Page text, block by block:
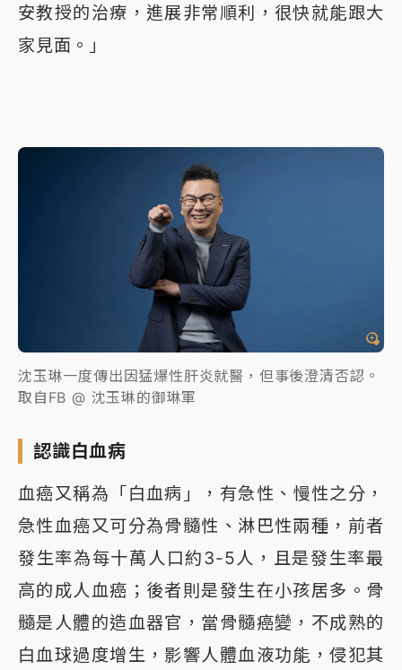
安教授的治療，進展非常順利，很快就能跟大
家見面。」
沈玉琳一度傳出因猛爆性肝炎就醫，但事後澄清否認。
取自FB @ 沈玉琳的御琳軍
認識白血病
血癌又稱為「白血病」，有急性、慢性之分，
急性血癌又可分為骨髓性、淋巴性兩種，前者
發生率為每十萬人口約3-5人，且是發生率最
高的成人血癌；後者則是發生在小孩居多。骨
髓是人體的造血器官，當骨髓癌變，不成熟的
白血球過度增生，影響人體血液功能，侵犯其